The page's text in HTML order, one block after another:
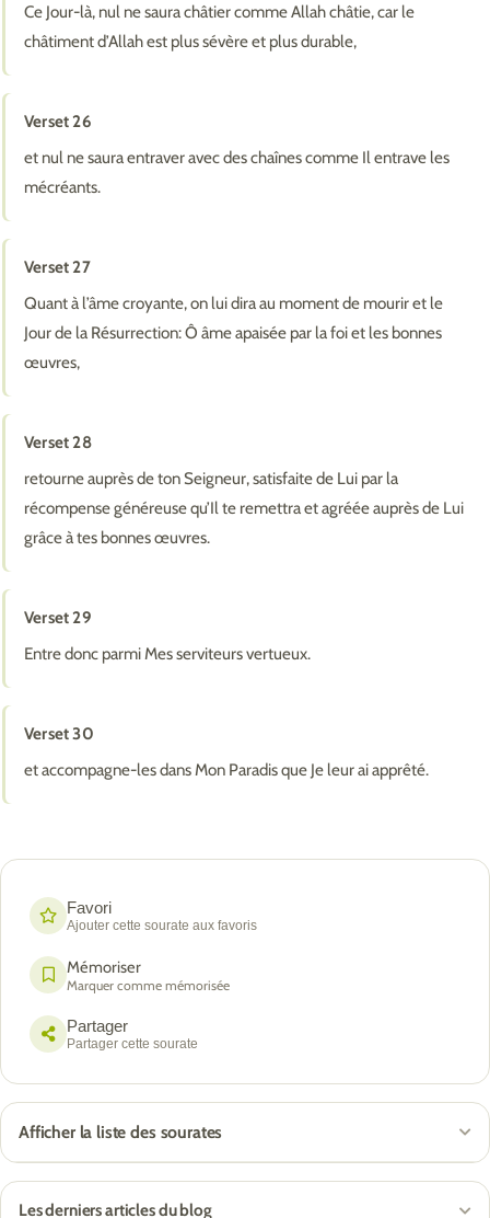
Ce Jour-là, nul ne saura châtier comme Allah châtie, car le
châtiment d’Allah est plus sévère et plus durable,
Verset 26
et nul ne saura entraver avec des chaînes comme Il entrave les
mécréants.
Verset 27
Quant à l’âme croyante, on lui dira au moment de mourir et le
Jour de la Résurrection: Ô âme apaisée par la foi et les bonnes
œuvres,
Verset 28
retourne auprès de ton Seigneur, satisfaite de Lui par la
récompense généreuse qu’Il te remettra et agréée auprès de Lui
grâce à tes bonnes œuvres.
Verset 29
Entre donc parmi Mes serviteurs vertueux.
Verset 30
et accompagne-les dans Mon Paradis que Je leur ai apprêté.
Favori
Ajouter cette sourate aux favoris
Mémoriser
Marquer comme mémorisée
Partager
Partager cette sourate
Afficher la liste des sourates
Les derniers articles du blog